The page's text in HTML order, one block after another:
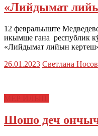
«Лийдымат
12 февральыште
икымше гана республик
«Лийдымат лийын
26.01.2023 Светлана
Шошо деч